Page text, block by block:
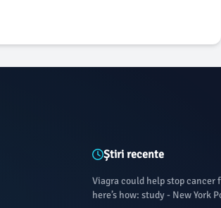
Știri recente
Viagra could help stop cancer
here’s how: study - New York